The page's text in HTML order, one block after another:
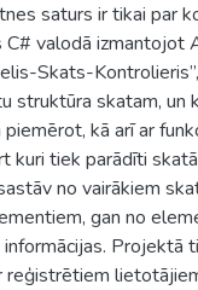
saturs ir tikai par
valodā izmantojot
Skats-
struktūra skatam, un
kā arī ar
kuri tiek parādīti
no vairākiem
gan no
Projektā
reģistrētiem